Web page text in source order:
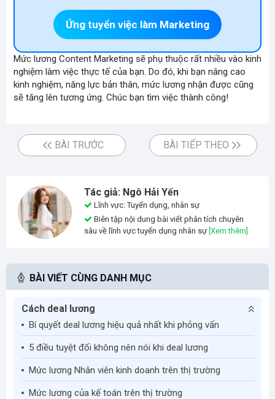
Ứng tuyển việc làm Marketing
Mức lương Content Marketing sẽ phụ thuộc rất nhiều vào kinh
nghiệm làm việc thực tế của bạn. Do đó, khi bạn nâng cao
kinh nghiệm, năng lực bản thân, mức lương nhận được cũng
sẽ tăng lên tương ứng. Chúc bạn tìm việc thành công!
BÀI TRƯỚC BÀI TIẾP THEO
Tác giả: Ngô Hải Yến
Lĩnh vực: Tuyển dụng, nhân sự
Biên tập nội dung bài viết phân tích chuyên
sâu về lĩnh vực tuyển dụng nhân sự [Xem thêm]
BÀI VIẾT CÙNG DANH MỤC
Cách deal lương
Bí quyết deal lương hiệu quả nhất khi phỏng vấn
​5 điều tuyệt đối không nên nói khi deal lương
Mức lương Nhân viên kinh doanh trên thị trường
Mức lương của kế toán trên thị trường